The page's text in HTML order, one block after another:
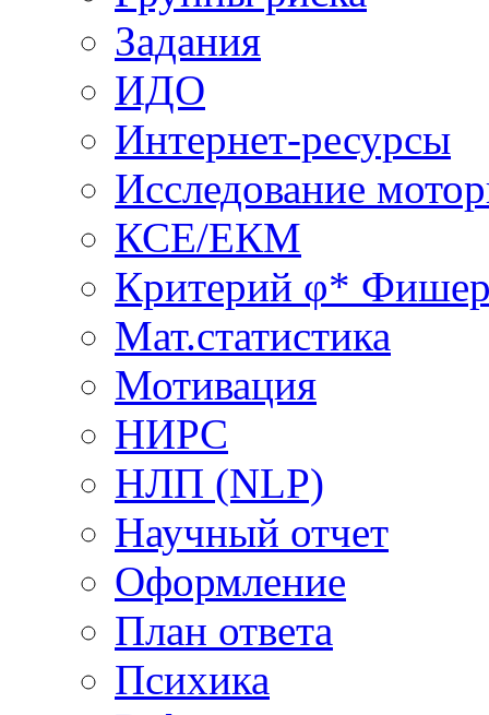
Задания
ИДО
Интернет-ресурсы
Исследование
КСЕ/ЕКМ
Критерий φ*
Мат.статистика
Мотивация
НИРС
НЛП (NLP)
Научный отчет
Оформление
План ответа
Психика